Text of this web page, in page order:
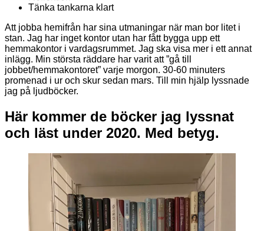
Tänka tankarna klart
Att jobba hemifrån har sina utmaningar när man bor litet i
stan. Jag har inget kontor utan har fått bygga upp ett
hemmakontor i vardagsrummet. Jag ska visa mer i ett annat
inlägg. Min största räddare har varit att ”gå till
jobbet/hemmakontoret” varje morgon. 30-60 minuters
promenad i ur och skur sedan mars. Till min hjälp lyssnade
jag på ljudböcker.
Här kommer de böcker jag lyssnat
och läst under 2020. Med betyg.